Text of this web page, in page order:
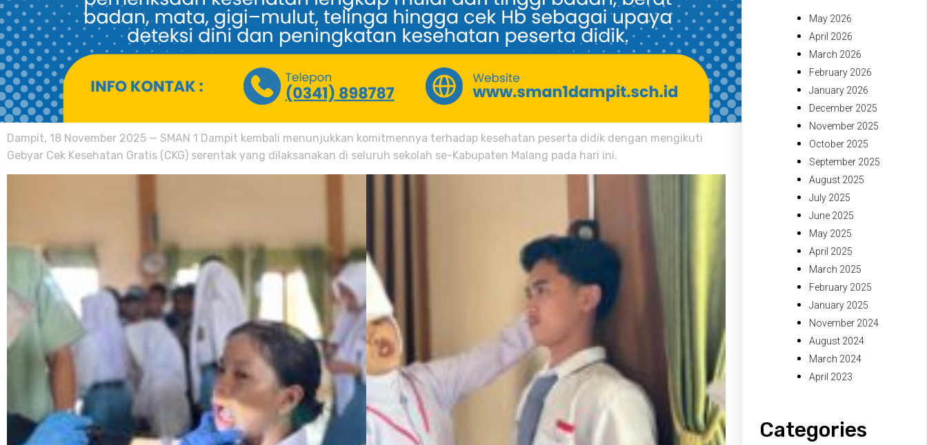
Dampit, 18 November 2025 — SMAN 1 Dampit kembali menunjukkan komitmennya terhadap kesehatan peserta didik dengan mengikuti
Gebyar Cek Kesehatan Gratis (CKG) serentak yang dilaksanakan di seluruh sekolah se-Kabupaten Malang pada hari ini.
May 2026
April 2026
March 2026
February 2026
January 2026
December 2025
November 2025
October 2025
September 2025
August 2025
July 2025
June 2025
May 2025
April 2025
March 2025
February 2025
January 2025
November 2024
August 2024
March 2024
April 2023
Categories